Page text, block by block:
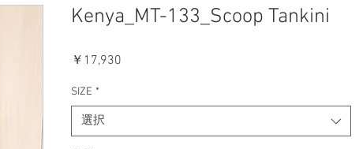
Kenya_MT-133_Scoop Tankini
￥17,930
SIZE *
選択